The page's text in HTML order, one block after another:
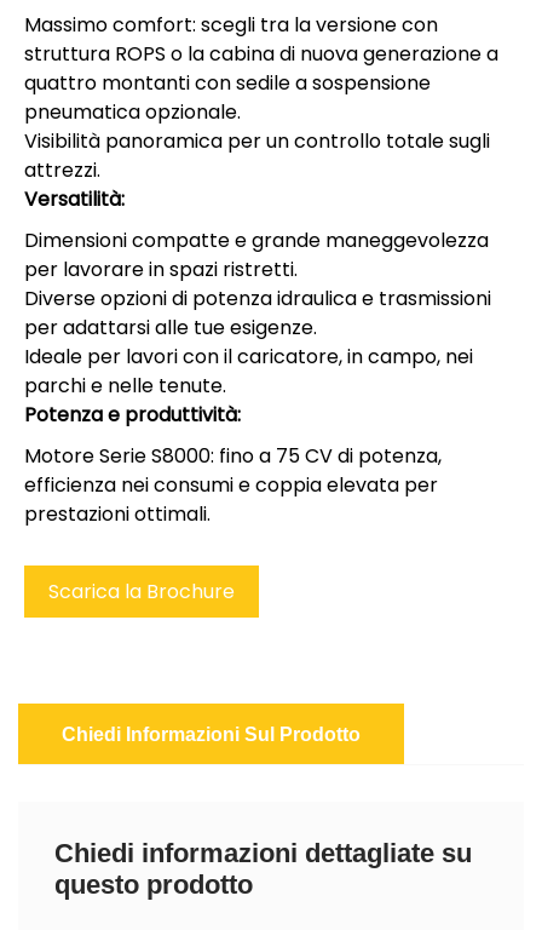
Massimo comfort: scegli tra la versione con
struttura ROPS o la cabina di nuova generazione a
quattro montanti con sedile a sospensione
pneumatica opzionale.
Visibilità panoramica per un controllo totale sugli
attrezzi.
Versatilità:
Dimensioni compatte e grande maneggevolezza
per lavorare in spazi ristretti.
Diverse opzioni di potenza idraulica e trasmissioni
per adattarsi alle tue esigenze.
Ideale per lavori con il caricatore, in campo, nei
parchi e nelle tenute.
Potenza e produttività:
Motore Serie S8000: fino a 75 CV di potenza,
efficienza nei consumi e coppia elevata per
prestazioni ottimali.
Scarica la Brochure
Chiedi Informazioni Sul Prodotto
Chiedi informazioni dettagliate su
questo prodotto